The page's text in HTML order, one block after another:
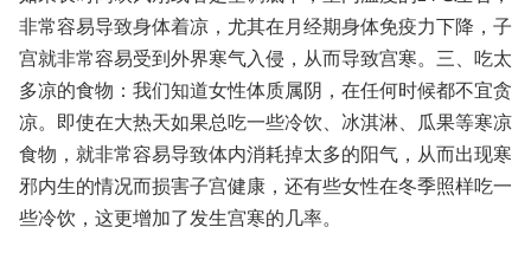
非常容易导致身体着凉，尤其在月经期身体免疫力下降，子
宫就非常容易受到外界寒气入侵，从而导致宫寒。三、吃太
多凉的食物：我们知道女性体质属阴，在任何时候都不宜贪
凉。即使在大热天如果总吃一些冷饮、冰淇淋、瓜果等寒凉
食物，就非常容易导致体内消耗掉太多的阳气，从而出现寒
邪内生的情况而损害子宫健康，还有些女性在冬季照样吃一
些冷饮，这更增加了发生宫寒的几率。